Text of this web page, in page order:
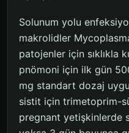
Solunum yolu
makrolidler
patojenler için sıklıkla
pnömoni için ilk gün
mg standart dozaj
sistit için trimetoprim-
pregnant yetişkinlerde